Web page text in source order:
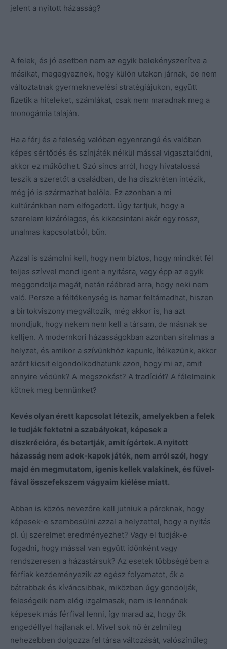
jelent a nyitott házasság?
A felek, és jó esetben nem az egyik belekényszerítve a
másikat, megegyeznek, hogy külön utakon járnak, de nem
változtatnak gyermeknevelési stratégiájukon, együtt
fizetik a hiteleket, számlákat, csak nem maradnak meg a
monogámia talaján.
Ha a férj és a feleség valóban egyenrangú és valóban
képes sértődés és színjáték nélkül mással vigasztalódni,
akkor ez működhet. Szó sincs arról, hogy hivatalossá
teszik a szeretőt a családban, de ha diszkréten intézik,
még jó is származhat belőle. Ez azonban a mi
kultúránkban nem elfogadott. Úgy tartjuk, hogy a
szerelem kizárólagos, és kikacsintani akár egy rossz,
unalmas kapcsolatból, bűn.
Azzal is számolni kell, hogy nem biztos, hogy mindkét fél
teljes szívvel mond igent a nyitásra, vagy épp az egyik
meggondolja magát, netán ráébred arra, hogy neki nem
való. Persze a féltékenység is hamar feltámadhat, hiszen
a birtokviszony megváltozik, még akkor is, ha azt
mondjuk, hogy nekem nem kell a társam, de másnak se
kelljen. A modernkori házasságokban azonban siralmas a
helyzet, és amikor a szívünkhöz kapunk, ítélkezünk, akkor
azért kicsit elgondolkodhatunk azon, hogy mi az, amit
ennyire védünk? A megszokást? A tradíciót? A félelmeink
kötnek meg bennünket?
Kevés olyan érett kapcsolat létezik, amelyekben a felek
le tudják fektetni a szabályokat, képesek a
diszkrécióra, és betartják, amit ígértek. A nyitott
házasság nem adok-kapok játék, nem arról szól, hogy
majd én megmutatom, igenis kellek valakinek, és fűvel-
fával összefekszem vágyaim kiélése miatt.
Abban is közös nevezőre kell jutniuk a pároknak, hogy
képesek-e szembesülni azzal a helyzettel, hogy a nyitás
pl. új szerelmet eredményezhet? Vagy el tudják-e
fogadni, hogy mással van együtt időnként vagy
rendszeresen a házastársuk? Az esetek többségében a
férfiak kezdeményezik az egész folyamatot, ők a
bátrabbak és kíváncsibbak, miközben úgy gondolják,
feleségeik nem elég izgalmasak, nem is lennének
képesek más férfival lenni, így marad az, hogy ők
engedéllyel hajlanak el. Mivel sok nő érzelmileg
nehezebben dolgozza fel társa változását, valószínűleg